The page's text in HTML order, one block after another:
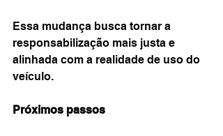
Essa mudança busca tornar a
responsabilização mais justa e
alinhada com a realidade de uso do
veículo.
Próximos passos